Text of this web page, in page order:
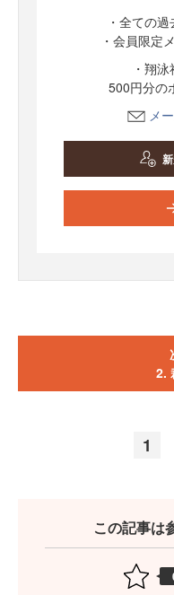
・全ての
・会員限定
・翔
500円分の
メ
2.
1
この記事は